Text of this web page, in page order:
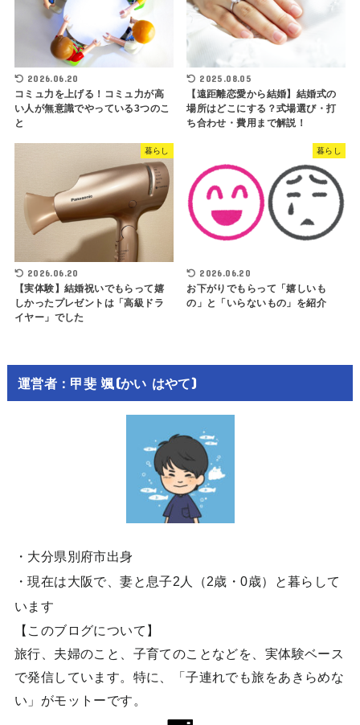
2026.06.20
コミュ力を上げる！コミュ力が高
い人が無意識でやっている3つのこ
と
2025.08.05
【遠距離恋愛から結婚】結婚式の
場所はどこにする？式場選び・打
ち合わせ・費用まで解説！
暮らし
2026.06.20
【実体験】結婚祝いでもらって嬉
しかったプレゼントは「高級ドラ
イヤー」でした
暮らし
2026.06.20
お下がりでもらって「嬉しいも
の」と「いらないもの」を紹介
運営者：甲斐 颯(かい はやて)
・大分県別府市出身
・現在は大阪で、妻と息子2人（2歳・0歳）と暮らして
います
【このブログについて】
旅行、夫婦のこと、子育てのことなどを、実体験ベース
で発信しています。特に、「子連れでも旅をあきらめな
い」がモットーです。